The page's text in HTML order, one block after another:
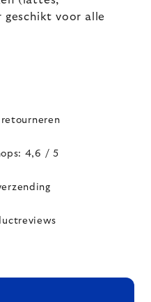
geschikt voor alle
4,6 / 5